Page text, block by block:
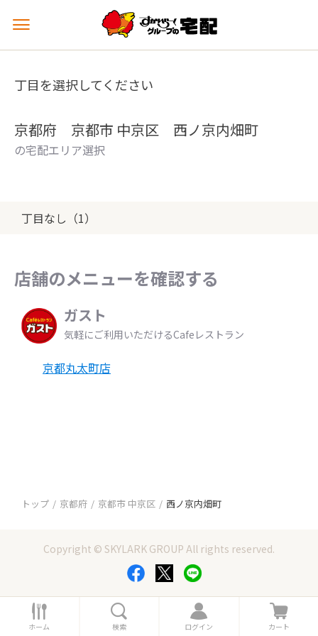
メ
ュ
を
丁目を選択してください
京都府 京都市 中京区 西ノ京内畑町
の宅配エリア選択
丁目なし（1）
店舗のメニューを確認する
ガスト
気軽にご利用いただけるCafeレストラン
京都丸太町店
トップ 京都府 京都市 中京区 西ノ京内畑町
Copyright © SKYLARK GROUP All rights reserved.
ホ
ー
ホーム 索
検索
ロ
グ
ログイン
カ
ー
カート